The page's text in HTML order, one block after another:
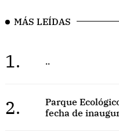
MÁS LEÍDAS
1. ..
2.
Parque
fecha de